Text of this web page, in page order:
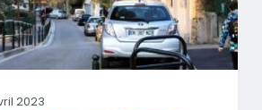
Vignette
2023